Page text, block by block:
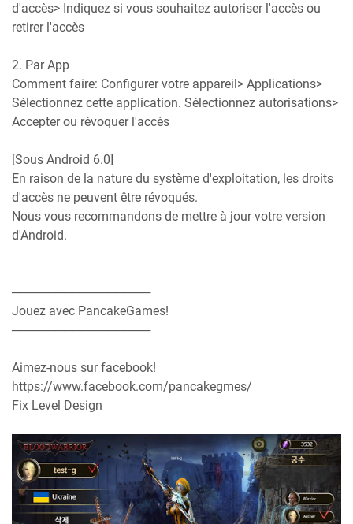
d'accès> Indiquez si vous souhaitez autoriser l'accès ou
retirer l'accès
2. Par App
Comment faire: Configurer votre appareil> Applications>
Sélectionnez cette application. Sélectionnez autorisations>
Accepter ou révoquer l'accès
[Sous Android 6.0]
En raison de la nature du système d'exploitation, les droits
d'accès ne peuvent être révoqués.
Nous vous recommandons de mettre à jour votre version
d'Android.
────────────────
Jouez avec PancakeGames!
────────────────
Aimez-nous sur facebook!
https://www.facebook.com/pancakegmes/
Fix Level Design